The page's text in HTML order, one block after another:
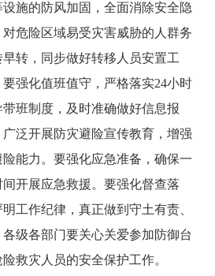
施的防风加固，全面消除安全隐
危险区域易受灾害威胁的人群务
转，同步做好转移人员安置工
强化值班值守，严格落实24小时
班制度，及时准确做好信息报
泛开展防灾避险宣传教育，增强
能力。要强化应急准备，确保一
开展应急救援。要强化督查落
工作纪律，真正做到守土有责、
级各部门要关心关爱参加防御台
救灾人员的安全保护工作。